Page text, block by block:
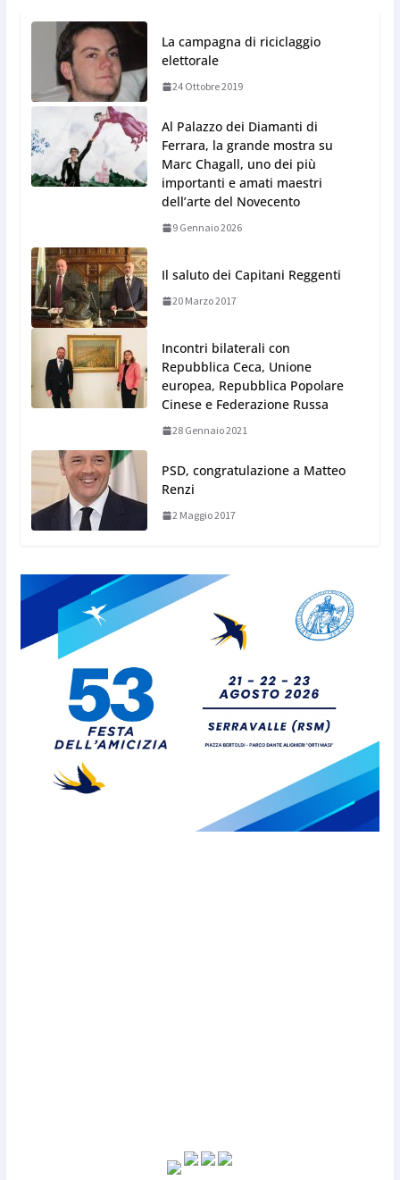
La campagna di riciclaggio
elettorale
24 Ottobre 2019
Al Palazzo dei Diamanti di
Ferrara, la grande mostra su
Marc Chagall, uno dei più
importanti e amati maestri
dell’arte del Novecento
9 Gennaio 2026
Il saluto dei Capitani Reggenti
20 Marzo 2017
Incontri bilaterali con
Repubblica Ceca, Unione
europea, Repubblica Popolare
Cinese e Federazione Russa
28 Gennaio 2021
PSD, congratulazione a Matteo
Renzi
2 Maggio 2017